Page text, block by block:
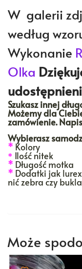
W galerii
według
Wykonanie
Olka
Szukasz innej
Możemy dla
zamówienie.
Wybierasz
* Kolory
* Ilość nitek
* Długość motka
* Dodatki jak
nić zebra czy
Może